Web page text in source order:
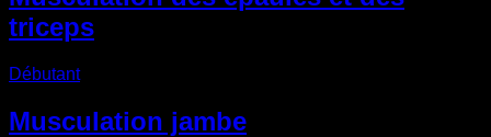
triceps
Débutant
Musculation jambe